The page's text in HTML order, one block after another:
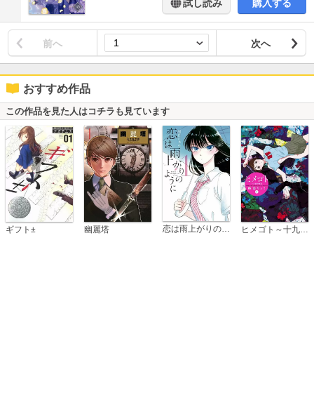
試し読み 購入する
前へ 次へ
おすすめ作品
この作品を見た人はコチラも見ています
ギフト± 幽麗塔 恋は雨上がりのように